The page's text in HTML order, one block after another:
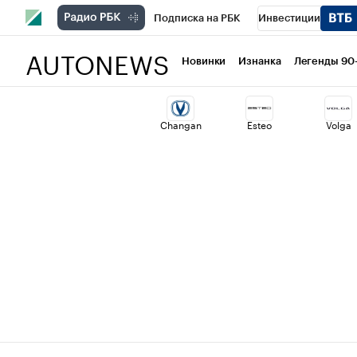
Подписка на РБК Инвестиции
Национальные проекты Город
Кредитные рейтинги Франшизы
AUTONEWS Новинки Изнанка Легенды
Changan Esteo Volga